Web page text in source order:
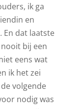
ik ga
en
En dat laatste
bij een
eens wat
ik het zei
volgende
nodig was